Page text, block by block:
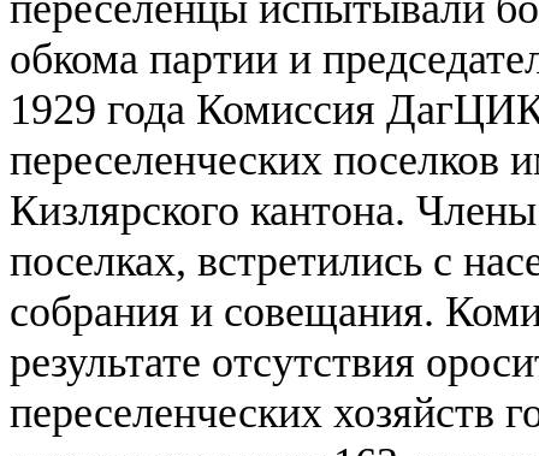
обкома партии и
1929 года Комиссия
переселенческих
Кизлярского кантона.
поселках, встретились с
собрания и совещания.
результате отсутствия
переселенческих хозяйств